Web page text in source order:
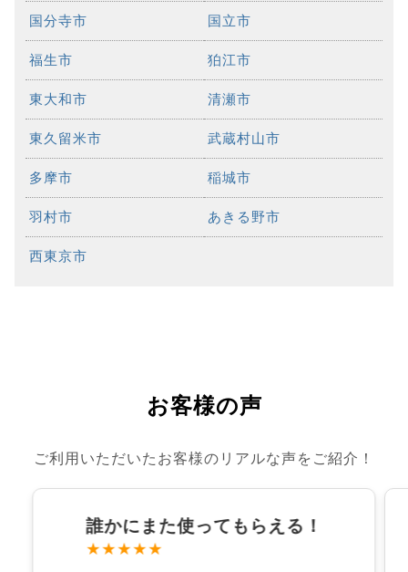
国分寺市 国立市
福生市 狛江市
東大和市 清瀬市
東久留米市 武蔵村山市
多摩市 稲城市
羽村市 あきる野市
西東京市
お客様の声
ご利用いただいたお客様のリアルな声をご紹介！
誰かにまた使ってもらえる！
★★★★★